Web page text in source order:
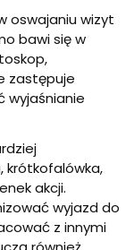
oswajaniu wizyt
bawi się w
zastępuje
wyjaśnianie
krótkofalówka,
akcji.
wyjazd do
z innymi